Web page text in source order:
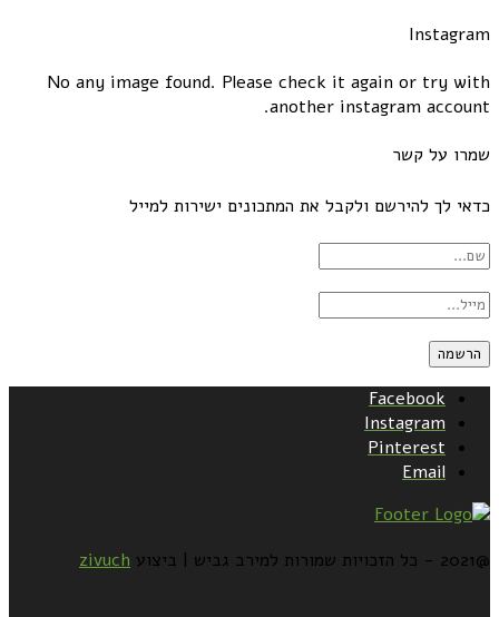
Instagram
No any image found. Please check it again or try with
another instagram account.
שמרו על קשר
כדאי לך להירשם ולקבל את המתכונים ישירות למייל
Facebook
Instagram
Pinterest
Email
@2021 - כל הזכויות שמורות למירב גביש | ביצוע zivuch